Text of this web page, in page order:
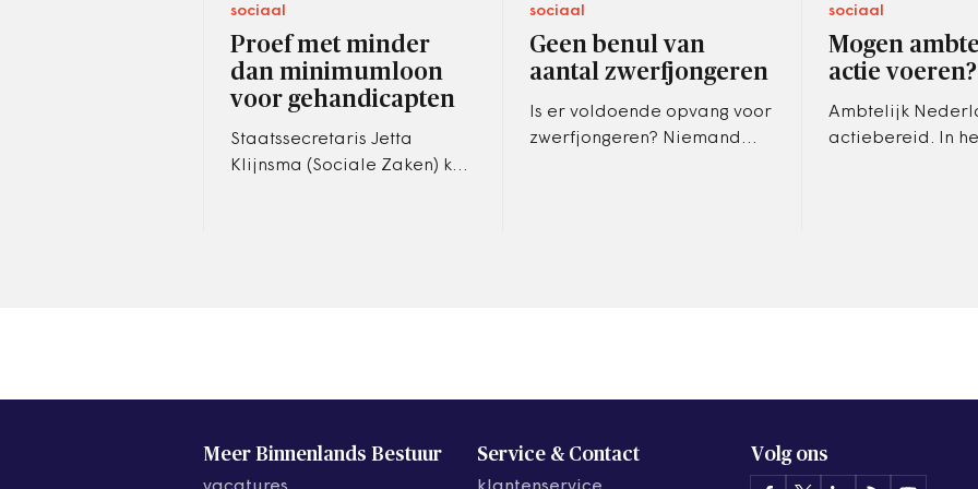
sociaal
Proef met minder
dan minimumloon
voor gehandicapten
Staatssecretaris Jetta
Klijnsma (Sociale Zaken) kan
sociaal
Geen benul van
aantal zwerfjongeren
Is er voldoende opvang voor
zwerfjongeren? Niemand
sociaal
Mogen
actie voeren?
Ambtelijk
actiebereid. In
Meer Binnenlands Bestuur Service & Contact Volg ons